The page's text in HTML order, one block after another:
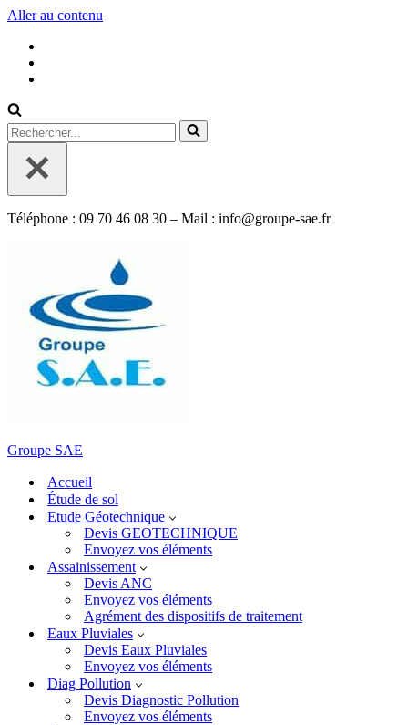
Aller au contenu
Rechercher...
Téléphone : 09 70 46 08 30 – Mail : info@groupe-sae.fr
Groupe SAE
Accueil
Étude de sol
Etude Géotechnique
Devis GEOTECHNIQUE
Envoyez vos éléments
Assainissement
Devis ANC
Envoyez vos éléments
Agrément des dispositifs de traitement
Eaux Pluviales
Devis Eaux Pluviales
Envoyez vos éléments
Diag Pollution
Devis Diagnostic Pollution
Envoyez vos éléments